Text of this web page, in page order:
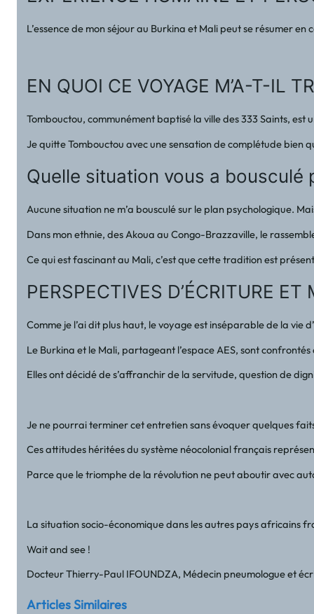
L’essence de mon séjour au Burkina et Mali peut se résumer
EN QUOI CE VOYAGE M’A-T-IL
Tombouctou, communément baptisé la ville des 333 Saints, est
Je quitte Tombouctou avec une sensation de complétude bien
Quelle situation vous a bousculé
Aucune situation ne m’a bousculé sur le plan psychologique.
Dans mon ethnie, des Akoua au Congo-Brazzaville, le
Ce qui est fascinant au Mali, c’est que cette tradition est
PERSPECTIVES D’ÉCRITURE ET
Comme je l’ai dit plus haut, le voyage est inséparable de la vie
Le Burkina et le Mali, partageant l’espace AES, sont
Elles ont décidé de s’affranchir de la servitude, question de
Je ne pourrai terminer cet entretien sans évoquer quelques
Ces attitudes héritées du système néocolonial français
Parce que le triomphe de la révolution ne peut aboutir avec
La situation socio-économique dans les autres pays africains
Wait and see !
Docteur Thierry-Paul IFOUNDZA, Médecin pneumologue et
Articles Similaires